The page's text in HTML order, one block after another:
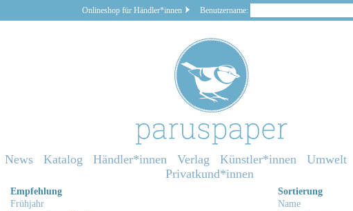
Onlineshop für Händler*innen Benutzername:
News Katalog Händler*innen Verlag Künstler*innen Umwelt
Privatkund*innen
Empfehlung
Frühjahr
Sortierung
Name